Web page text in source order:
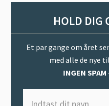
HOLD DIG
Et par gange om året
med alle de nye
INGEN SPAM